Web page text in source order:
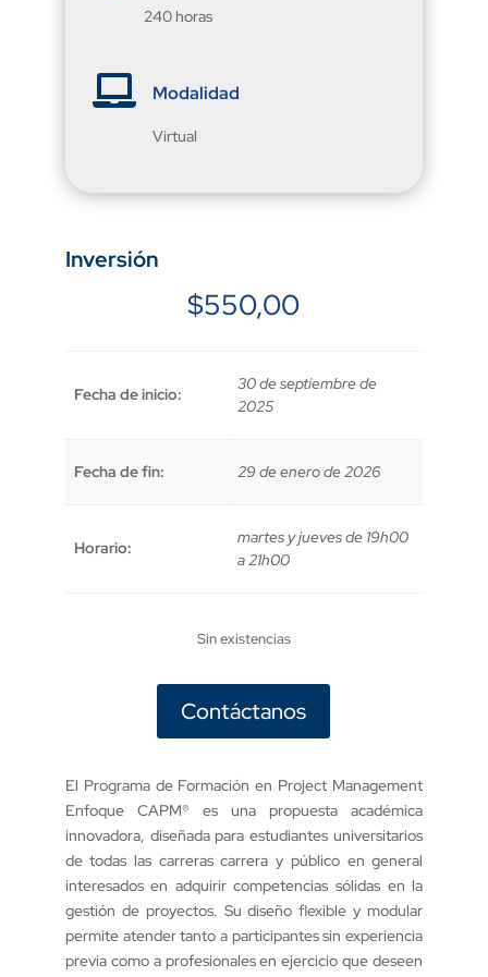
240 horas
 Modalidad
Virtual
Inversión
$550,00
Fecha de inicio:
30 de septiembre de
2025
Fecha de fin: 29 de enero de 2026
Horario:
martes y jueves de 19h00
a 21h00
Sin existencias
Contáctanos
El Programa de Formación en Project Management
Enfoque CAPM® es una propuesta académica
innovadora, diseñada para estudiantes universitarios
de todas las carreras carrera y público en general
interesados en adquirir competencias sólidas en la
gestión de proyectos. Su diseño flexible y modular
permite atender tanto a participantes sin experiencia
previa como a profesionales en ejercicio que deseen